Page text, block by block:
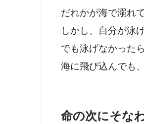
だれかが海で溺れ
しかし、自分が泳
でも泳げなかった
海に飛び込んでも
命の次にそな